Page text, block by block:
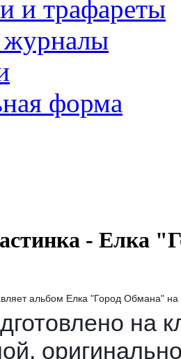
и трафареты
форма
- Елка
альбом Елка "Город Обмана" на
на